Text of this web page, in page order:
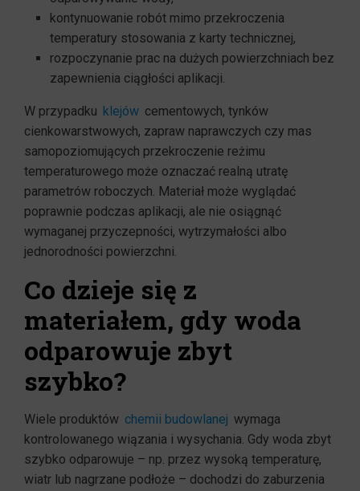
kontynuowanie robót mimo przekroczenia
temperatury stosowania z karty technicznej,
rozpoczynanie prac na dużych powierzchniach bez
zapewnienia ciągłości aplikacji.
W przypadku klejów cementowych, tynków
cienkowarstwowych, zapraw naprawczych czy mas
samopoziomujących przekroczenie reżimu
temperaturowego może oznaczać realną utratę
parametrów roboczych. Materiał może wyglądać
poprawnie podczas aplikacji, ale nie osiągnąć
wymaganej przyczepności, wytrzymałości albo
jednorodności powierzchni.
Co dzieje się z
materiałem, gdy woda
odparowuje zbyt
szybko?
Wiele produktów chemii budowlanej wymaga
kontrolowanego wiązania i wysychania. Gdy woda zbyt
szybko odparowuje – np. przez wysoką temperaturę,
wiatr lub nagrzane podłoże – dochodzi do zaburzenia